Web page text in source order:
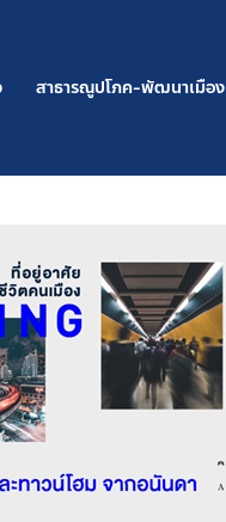
สาธารณูปโภค-พัฒนาเมือง